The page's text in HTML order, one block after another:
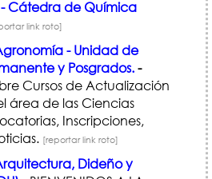
Cátedra de Química
link roto]
- Unidad de
y Posgrados.-
Cursos de Actualización
área de las Ciencias
Inscripciones,
[reportar link roto]
Dideño y